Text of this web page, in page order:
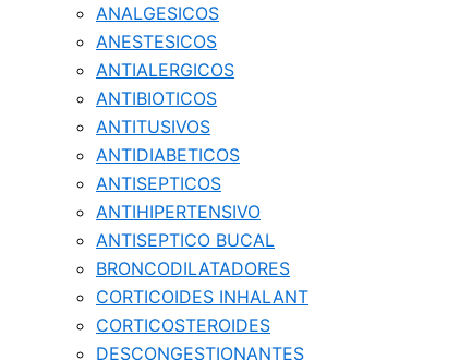
ANALGESICOS
ANESTESICOS
ANTIALERGICOS
ANTIBIOTICOS
ANTITUSIVOS
ANTIDIABETICOS
ANTISEPTICOS
ANTIHIPERTENSIVO
ANTISEPTICO BUCAL
BRONCODILATADORES
CORTICOIDES INHALANT
CORTICOSTEROIDES
DESCONGESTIONANTES